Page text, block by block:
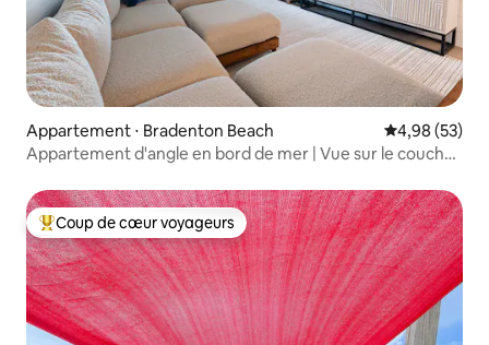
Appartement ⋅ Bradenton Beach Évaluation
4,98 (53)
Appartement d'angle en bord de mer | Vue sur le coucher
Coups de cœur voyageurs les plus appréciés
Coup de cœur voyageurs